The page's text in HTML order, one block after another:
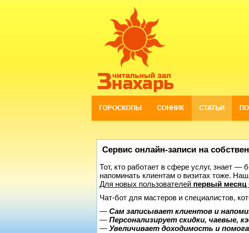
ГОРОСКОПЫ СОННИК СТАТЬИ
Сервис онлайн-записи на
Тот, кто работает в сфере услуг, знает —
напоминать клиентам о визитах тоже.
Для новых пользователей первый месяц
Чат-бот для мастеров и специалистов,
— Сам записывает клиентов и
— Персонализирует скидки, чаевые,
— Увеличивает доходимость и